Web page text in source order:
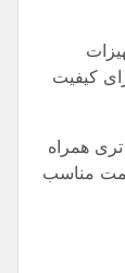
کیفیت
همراه
مناسب